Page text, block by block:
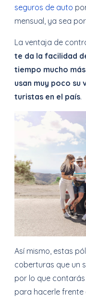
seguros de auto
mensual, ya sea
La ventaja de
te da la facilidad
tiempo mucho
usan muy poco su
turistas en el país.
Así mismo, estas
coberturas que un
por lo que
para hacerle